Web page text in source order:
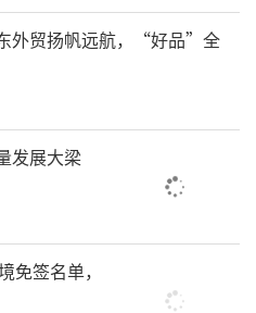
外贸扬帆远航，“好品”全
发展大梁
免签名单，